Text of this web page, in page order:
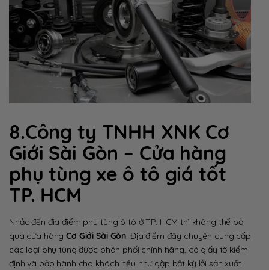
8.Công ty TNHH XNK Cơ
Giới Sài Gòn – Cửa hàng
phụ tùng xe ô tô giá tốt
TP. HCM
Nhắc đến địa điểm phụ tùng ô tô ở TP. HCM thì không thể bỏ
qua cửa hàngCơ Giới Sài Gòn. Địa điểm đây chuyên cung cấp
các loại phụ tùng được phân phối chính hãng, có giấy tờ kiểm
định và bảo hành cho khách nếu như gặp bất kỳ lỗi sản xuất